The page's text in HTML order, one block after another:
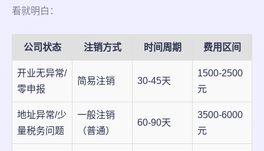
看就明白：
公司状态 注销方式 时间周期 费用区间
开业无异常/
零申报
简易注销 30-45天
1500-2500
元
地址异常/少
量税务问题
一般注销
（普通）
60-90天
3500-6000
元